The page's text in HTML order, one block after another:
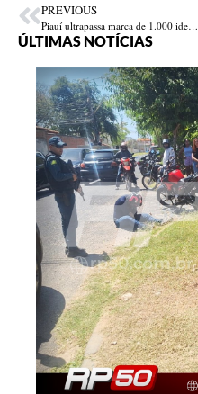
PREVIOUS
Piauí ultrapassa marca de 1.000 identidades neonatais emitidas
ÚLTIMAS NOTÍCIAS